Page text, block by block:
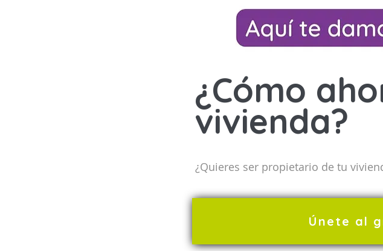
¿Cómo
vivienda?
¿Quieres ser propietario de tu
Únete al